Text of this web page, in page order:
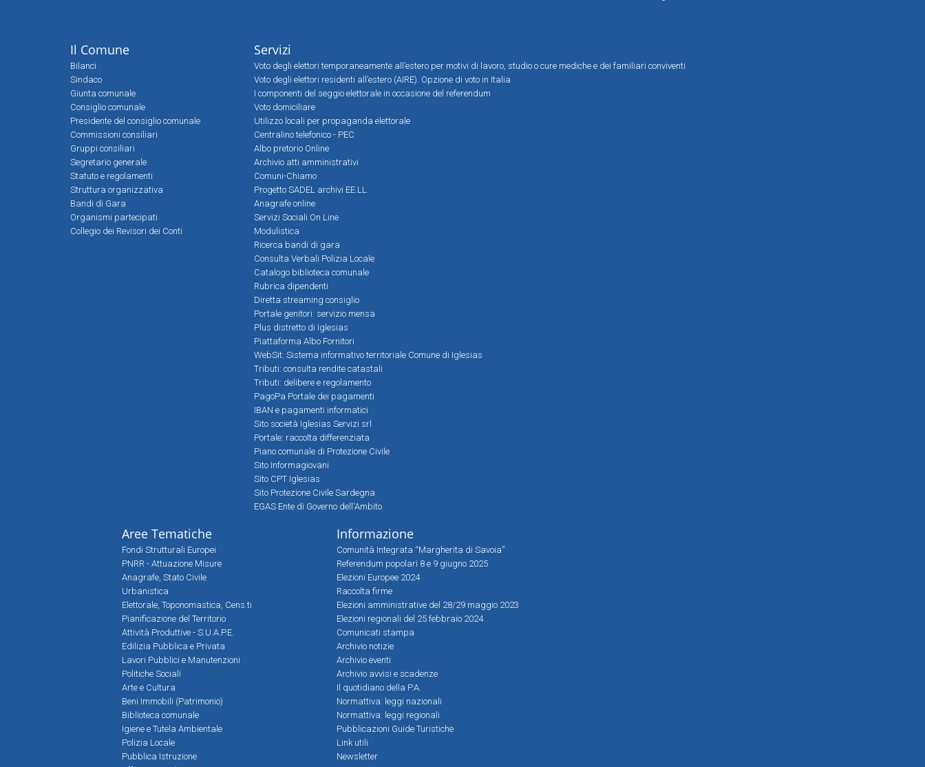
Il Comune
Bilanci
Sindaco
Giunta comunale
Consiglio comunale
Presidente del consiglio comunale
Commissioni consiliari
Gruppi consiliari
Segretario generale
Statuto e regolamenti
Struttura organizzativa
Bandi di Gara
Organismi partecipati
Collegio dei Revisori dei Conti
Servizi
Voto degli elettori temporaneamente all’estero per motivi di lavoro, studio o cure mediche e dei familiari conviventi
Voto degli elettori residenti all’estero (AIRE). Opzione di voto in Italia
I componenti del seggio elettorale in occasione del referendum
Voto domiciliare
Utilizzo locali per propaganda elettorale
Centralino telefonico - PEC
Albo pretorio Online
Archivio atti amministrativi
Comuni-Chiamo
Progetto SADEL archivi EE.LL.
Anagrafe online
Servizi Sociali On Line
Modulistica
Ricerca bandi di gara
Consulta Verbali Polizia Locale
Catalogo biblioteca comunale
Rubrica dipendenti
Diretta streaming consiglio
Portale genitori: servizio mensa
Plus distretto di Iglesias
Piattaforma Albo Fornitori
WebSit: Sistema informativo territoriale Comune di Iglesias
Tributi: consulta rendite catastali
Tributi: delibere e regolamento
PagoPa Portale dei pagamenti
IBAN e pagamenti informatici
Sito società Iglesias Servizi srl
Portale: raccolta differenziata
Piano comunale di Protezione Civile
Sito Informagiovani
Sito CPT Iglesias
Sito Protezione Civile Sardegna
EGAS Ente di Governo dell'Ambito
Aree Tematiche
Fondi Strutturali Europei
PNRR - Attuazione Misure
Anagrafe, Stato Civile
Urbanistica
Elettorale, Toponomastica, Cens.ti
Pianificazione del Territorio
Attività Produttive - S.U.A.P.E.
Edilizia Pubblica e Privata
Lavori Pubblici e Manutenzioni
Politiche Sociali
Arte e Cultura
Beni Immobili (Patrimonio)
Biblioteca comunale
Igiene e Tutela Ambientale
Polizia Locale
Pubblica Istruzione
Informazione
Comunità Integrata “Margherita di Savoia”
Referendum popolari 8 e 9 giugno 2025
Elezioni Europee 2024
Raccolta firme
Elezioni amministrative del 28/29 maggio 2023
Elezioni regionali del 25 febbraio 2024
Comunicati stampa
Archivio notizie
Archivio eventi
Archivio avvisi e scadenze
Il quotidiano della P.A.
Normattiva: leggi nazionali
Normattiva: leggi regionali
Pubblicazioni Guide Turistiche
Link utili
Newsletter